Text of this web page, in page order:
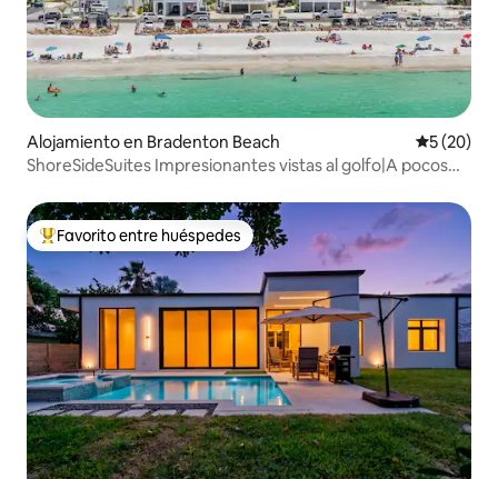
Alojamiento en Bradenton Beach
5 (20)
ShoreSideSuites Impresionantes vistas al golfo|A pocos
Favorito entre huéspedes preferido
Favorito entre huéspedes